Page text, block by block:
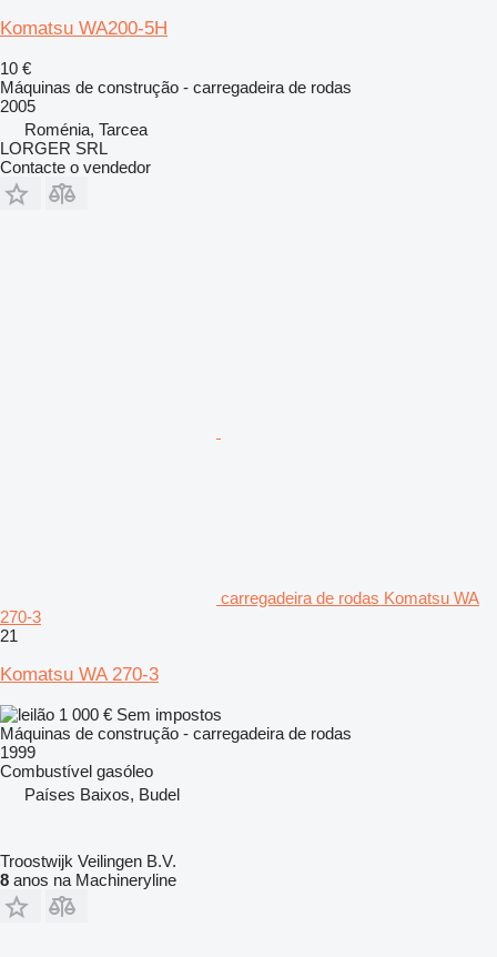
Komatsu WA200-5H
10 €
Máquinas de construção - carregadeira de rodas
2005
Roménia, Tarcea
LORGER SRL
Contacte o vendedor
carregadeira de rodas Komatsu WA
270-3
21
Komatsu WA 270-3
1 000 € Sem impostos
Máquinas de construção - carregadeira de rodas
1999
Combustível gasóleo
Países Baixos, Budel
Troostwijk Veilingen B.V.
8 anos na Machineryline